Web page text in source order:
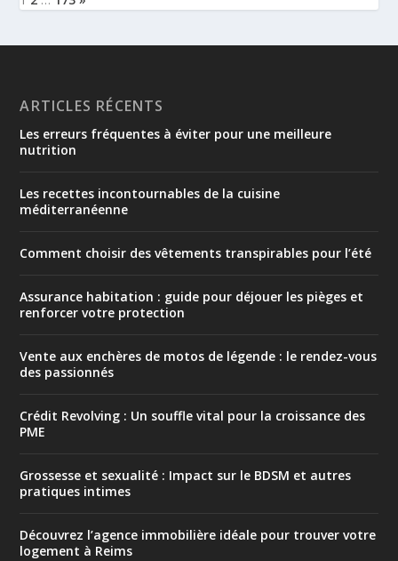
ARTICLES RÉCENTS
Les erreurs fréquentes à éviter pour une meilleure
nutrition
Les recettes incontournables de la cuisine
méditerranéenne
Comment choisir des vêtements transpirables pour l’été
Assurance habitation : guide pour déjouer les pièges et
renforcer votre protection
Vente aux enchères de motos de légende : le rendez-vous
des passionnés
Crédit Revolving : Un souffle vital pour la croissance des
PME
Grossesse et sexualité : Impact sur le BDSM et autres
pratiques intimes
Découvrez l’agence immobilière idéale pour trouver votre
logement à Reims